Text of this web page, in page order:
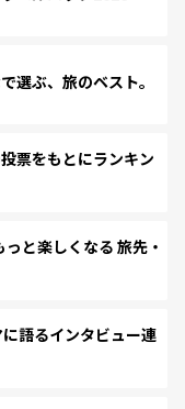
ぶ、旅のベスト。
票をもとにランキン
と楽しくなる 旅先・
語るインタビュー連